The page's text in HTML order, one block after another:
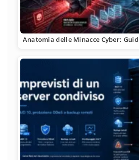
Anatomia delle Minacce Cyber: